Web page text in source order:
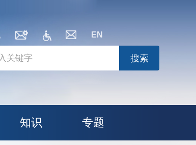
EN
搜索
知识 专题